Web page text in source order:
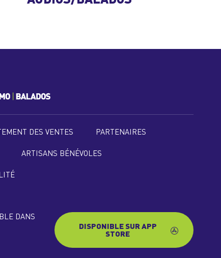
DES VENTES PARTENAIRES
ARTISANS BÉNÉVOLES
DANS
DISPONIBLE SUR APP
STORE